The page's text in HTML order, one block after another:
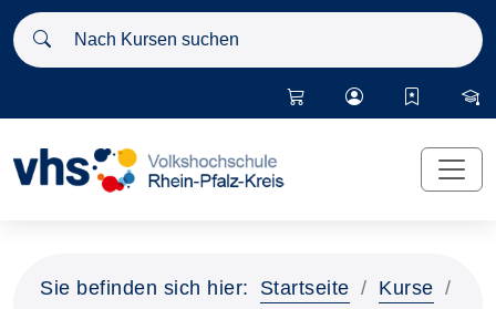
Nach Kursen suchen
Sie befinden sich hier: Startseite
Kurse